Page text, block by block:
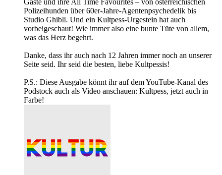
Gäste und ihre All Time Favourites – von österreichischen
Polizeihunden über 60er-Jahre-Agentenpsychedelik bis
Studio Ghibli. Und ein Kultpess-Urgestein hat auch
vorbeigeschaut! Wie immer also eine bunte Tüte von allem,
was das Herz begehrt.
Danke, dass ihr auch nach 12 Jahren immer noch an unserer
Seite seid. Ihr seid die besten, liebe Kultpessis!
P.S.: Diese Ausgabe könnt ihr auf dem YouTube-Kanal des
Podstock auch als Video anschauen: Kultpess, jetzt auch in
Farbe!